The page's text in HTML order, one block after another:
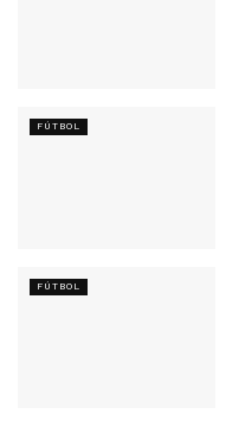
FÚTBOL
FÚTBOL